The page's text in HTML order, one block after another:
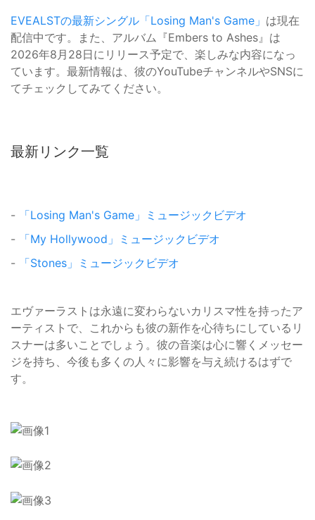
EVEALSTの最新シングル「Losing Man's Game」 は現在
配信中です。また、アルバム『Embers to Ashes』は
2026年8月28日にリリース予定で、楽しみな内容になっ
ています。最新情報は、彼のYouTubeチャンネルやSNSに
てチェックしてみてください。
最新リンク一覧
-
「Losing Man's Game」ミュージックビデオ
-
「My Hollywood」ミュージックビデオ
-
「Stones」ミュージックビデオ
エヴァーラストは永遠に変わらないカリスマ性を持ったア
ーティストで、これからも彼の新作を心待ちにしているリ
スナーは多いことでしょう。彼の音楽は心に響くメッセー
ジを持ち、今後も多くの人々に影響を与え続けるはずで
す。